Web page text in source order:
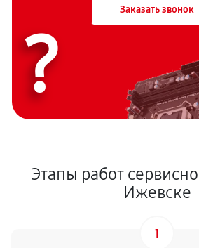
Заказать звонок
?
Этапы работ
Ижевске
1